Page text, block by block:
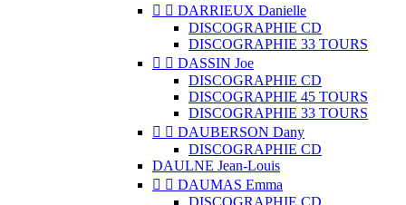
  DARRIEUX Danielle
DISCOGRAPHIE CD
DISCOGRAPHIE 33 TOURS
  DASSIN Joe
DISCOGRAPHIE CD
DISCOGRAPHIE 45 TOURS
DISCOGRAPHIE 33 TOURS
  DAUBERSON Dany
DISCOGRAPHIE CD
DAULNE Jean-Louis
  DAUMAS Emma
DISCOGRAPHIE CD